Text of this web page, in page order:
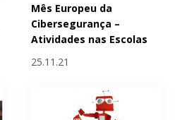
Mês Europeu da
Cibersegurança –
Atividades nas Escolas
25.11.21